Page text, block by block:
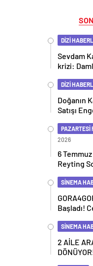
DİZİ
Sevdam
krizi:
DİZİ
Doğanın
Satışı
PAZARTESİ
2026
6
Reyting
SİNEMA
Başladı!
SİNEMA
2 AİLE